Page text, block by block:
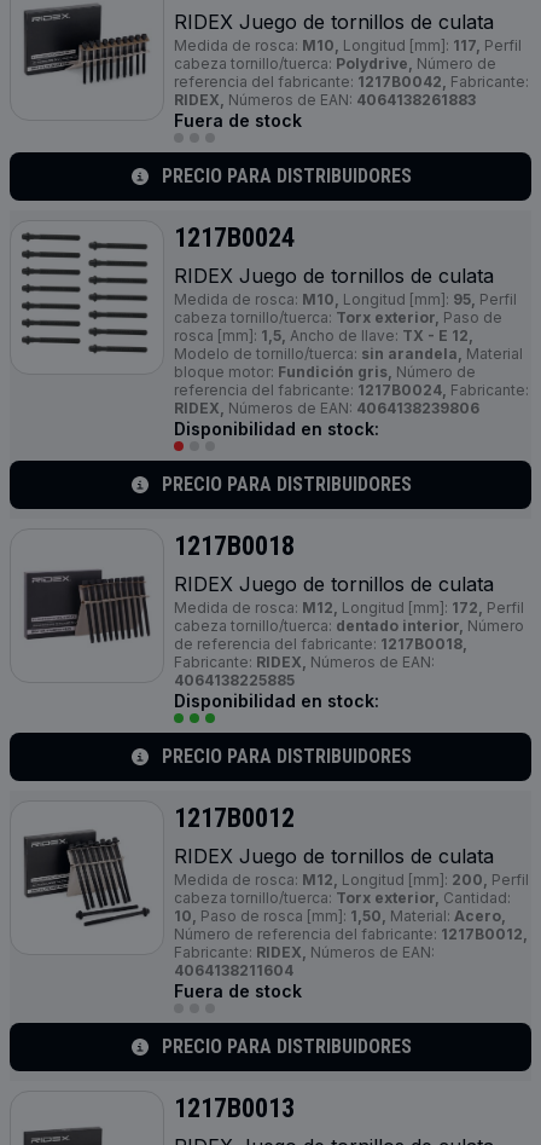
RIDEX Juego de tornillos de culata
Medida de rosca: M10, Longitud [mm]: 117, Perfil
cabeza tornillo/tuerca: Polydrive, Número de
referencia del fabricante: 1217B0042, Fabricante:
RIDEX, Números de EAN: 4064138261883
Fuera de stock
PRECIO PARA DISTRIBUIDORES
1217B0024
RIDEX Juego de tornillos de culata
Medida de rosca: M10, Longitud [mm]: 95, Perfil
cabeza tornillo/tuerca: Torx exterior, Paso de
rosca [mm]: 1,5, Ancho de llave: TX - E 12,
Modelo de tornillo/tuerca: sin arandela, Material
bloque motor: Fundición gris, Número de
referencia del fabricante: 1217B0024, Fabricante:
RIDEX, Números de EAN: 4064138239806
Disponibilidad en stock:
PRECIO PARA DISTRIBUIDORES
1217B0018
RIDEX Juego de tornillos de culata
Medida de rosca: M12, Longitud [mm]: 172, Perfil
cabeza tornillo/tuerca: dentado interior, Número
de referencia del fabricante: 1217B0018,
Fabricante: RIDEX, Números de EAN:
4064138225885
Disponibilidad en stock:
PRECIO PARA DISTRIBUIDORES
1217B0012
RIDEX Juego de tornillos de culata
Medida de rosca: M12, Longitud [mm]: 200, Perfil
cabeza tornillo/tuerca: Torx exterior, Cantidad:
10, Paso de rosca [mm]: 1,50, Material: Acero,
Número de referencia del fabricante: 1217B0012,
Fabricante: RIDEX, Números de EAN:
4064138211604
Fuera de stock
PRECIO PARA DISTRIBUIDORES
1217B0013